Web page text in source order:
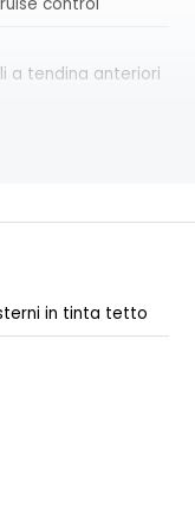
a tendina anteriori
in tinta tetto